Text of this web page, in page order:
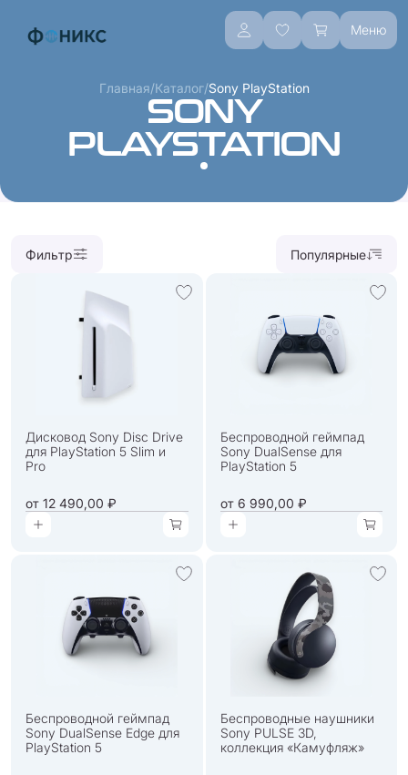
Меню
Главная/Каталог/Sony PlayStation
SONY
PLAYSTATION
Фильтр Популярные
Дисковод Sony Disc Drive
для PlayStation 5 Slim и
Pro
от 12 490,00 ₽
Беспроводной геймпад
Sony DualSense для
PlayStation 5
от6 990,00 ₽
Беспроводной геймпад
Sony DualSense Edge для
PlayStation 5
Беспроводные наушники
Sony PULSE 3D,
коллекция «Камуфляж»